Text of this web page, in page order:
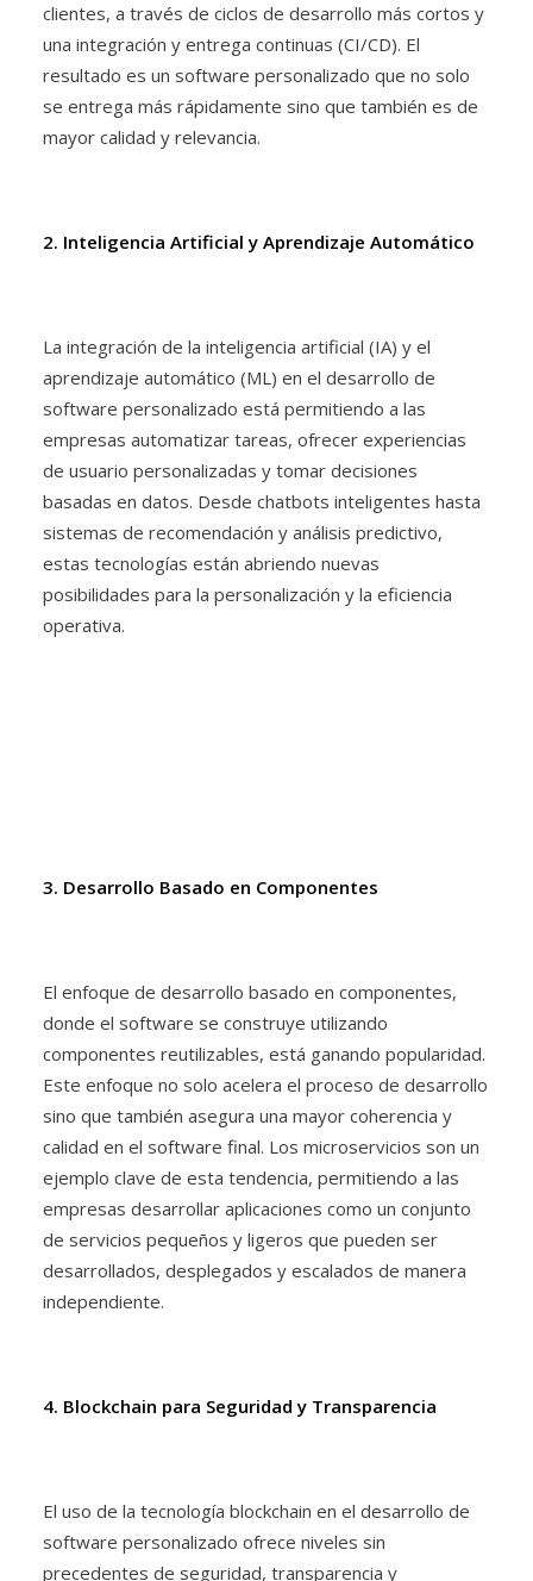
clientes, a través de ciclos de desarrollo más cortos y
una integración y entrega continuas (CI/CD). El
resultado es un software personalizado que no solo
se entrega más rápidamente sino que también es de
mayor calidad y relevancia.
2. Inteligencia Artificial y Aprendizaje Automático
La integración de la inteligencia artificial (IA) y el
aprendizaje automático (ML) en el desarrollo de
software personalizado está permitiendo a las
empresas automatizar tareas, ofrecer experiencias
de usuario personalizadas y tomar decisiones
basadas en datos. Desde chatbots inteligentes hasta
sistemas de recomendación y análisis predictivo,
estas tecnologías están abriendo nuevas
posibilidades para la personalización y la eficiencia
operativa.
3. Desarrollo Basado en Componentes
El enfoque de desarrollo basado en componentes,
donde el software se construye utilizando
componentes reutilizables, está ganando popularidad.
Este enfoque no solo acelera el proceso de desarrollo
sino que también asegura una mayor coherencia y
calidad en el software final. Los microservicios son un
ejemplo clave de esta tendencia, permitiendo a las
empresas desarrollar aplicaciones como un conjunto
de servicios pequeños y ligeros que pueden ser
desarrollados, desplegados y escalados de manera
independiente.
4. Blockchain para Seguridad y Transparencia
El uso de la tecnología blockchain en el desarrollo de
software personalizado ofrece niveles sin
precedentes de seguridad, transparencia y